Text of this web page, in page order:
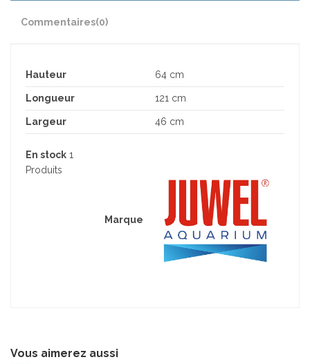
Commentaires(0)
Hauteur 64 cm
Longueur 121 cm
Largeur 46 cm
Marque
En stock 1
Produits
Vous aimerez aussi